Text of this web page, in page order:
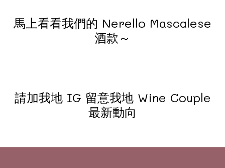
馬上看看我們的 Nerello Mascalese
酒款～
請加我地 IG 留意我地 Wine Couple
最新動向